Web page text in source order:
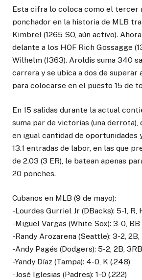
Esta cifra lo coloca como el tercer
ponchador en la historia de MLB
Kimbrel (1265 SO, aún activo).
delante a los HOF Rich Gossagge
Wilhelm (1363). Aroldis suma 340
carrera y se ubica a dos de superar
para colocarse en el puesto 15 de
En 15 salidas durante la actual
suma par de victorias (una derrota),
en igual cantidad de oportunidades
13.1 entradas de labor, en las que
de 2.03 (3 ER), le batean apenas
20 ponches.
Cubanos en MLB (9 de mayo):
-Lourdes Gurriel Jr (DBacks): 5-1, R,
-Miguel Vargas (White Sox): 3-0, BB
-Randy Arozarena (Seattle): 3-2, 2B,
-Andy Pagés (Dodgers): 5-2, 2B,
-Yandy Díaz (Tampa): 4-0, K (.248)
-José Iglesias (Padres): 1-0 (.222)